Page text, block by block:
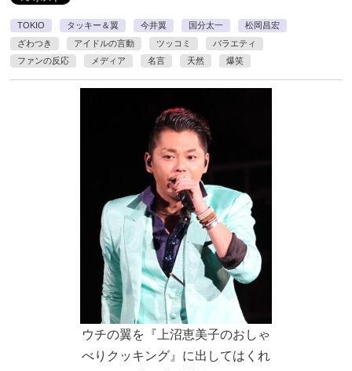
TOKIO タッキー＆翼 今井翼 国分太一
松岡昌宏
ざわつき
アイドルの言動 ツッコミ
バラエティ
ファンの反応
メディア 名言 天然 爆笑
ウチの翼を『上沼恵美子のおしゃ
べりクッキング』に出してはくれ